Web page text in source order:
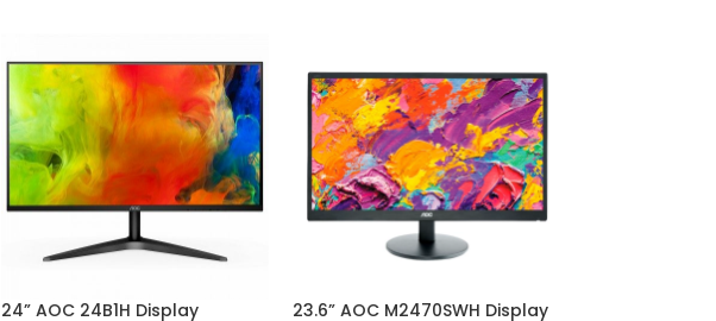
24” AOC 24B1H Display 23.6” AOC M2470SWH Display